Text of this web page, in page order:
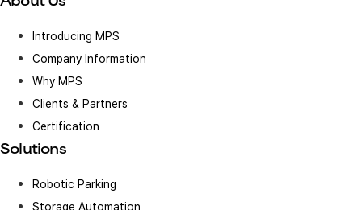
About Us
Introducing MPS
Company Information
Why MPS
Clients & Partners
Certification
Solutions
Robotic Parking
Storage Automation